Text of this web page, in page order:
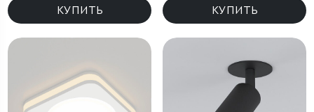
КУПИТЬ КУПИТЬ